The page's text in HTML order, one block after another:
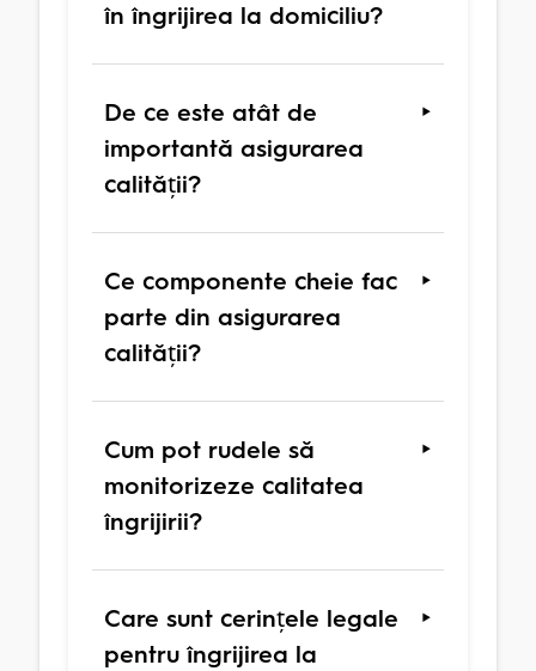
în îngrijirea la domiciliu?
De ce este atât de
importantă asigurarea
calității?
Ce componente cheie fac
parte din asigurarea
calității?
Cum pot rudele să
monitorizeze calitatea
îngrijirii?
Care sunt cerințele legale
pentru îngrijirea la